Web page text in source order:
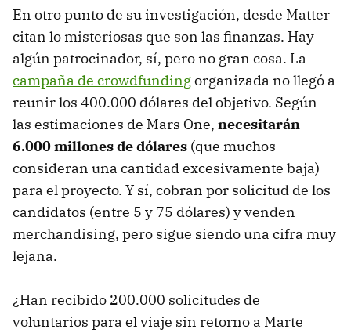
En otro punto de su investigación, desde Matter
citan lo misteriosas que son las finanzas. Hay
algún patrocinador, sí, pero no gran cosa. La
campaña de crowdfundingorganizada no llegó a
reunir los 400.000 dólares del objetivo. Según
las estimaciones de Mars One, necesitarán
6.000 millones de dólares (que muchos
consideran una cantidad excesivamente baja)
para el proyecto. Y sí, cobran por solicitud de los
candidatos (entre 5 y 75 dólares) y venden
merchandising, pero sigue siendo una cifra muy
lejana.
¿Han recibido 200.000 solicitudes de
voluntarios para el viaje sin retorno a Marte